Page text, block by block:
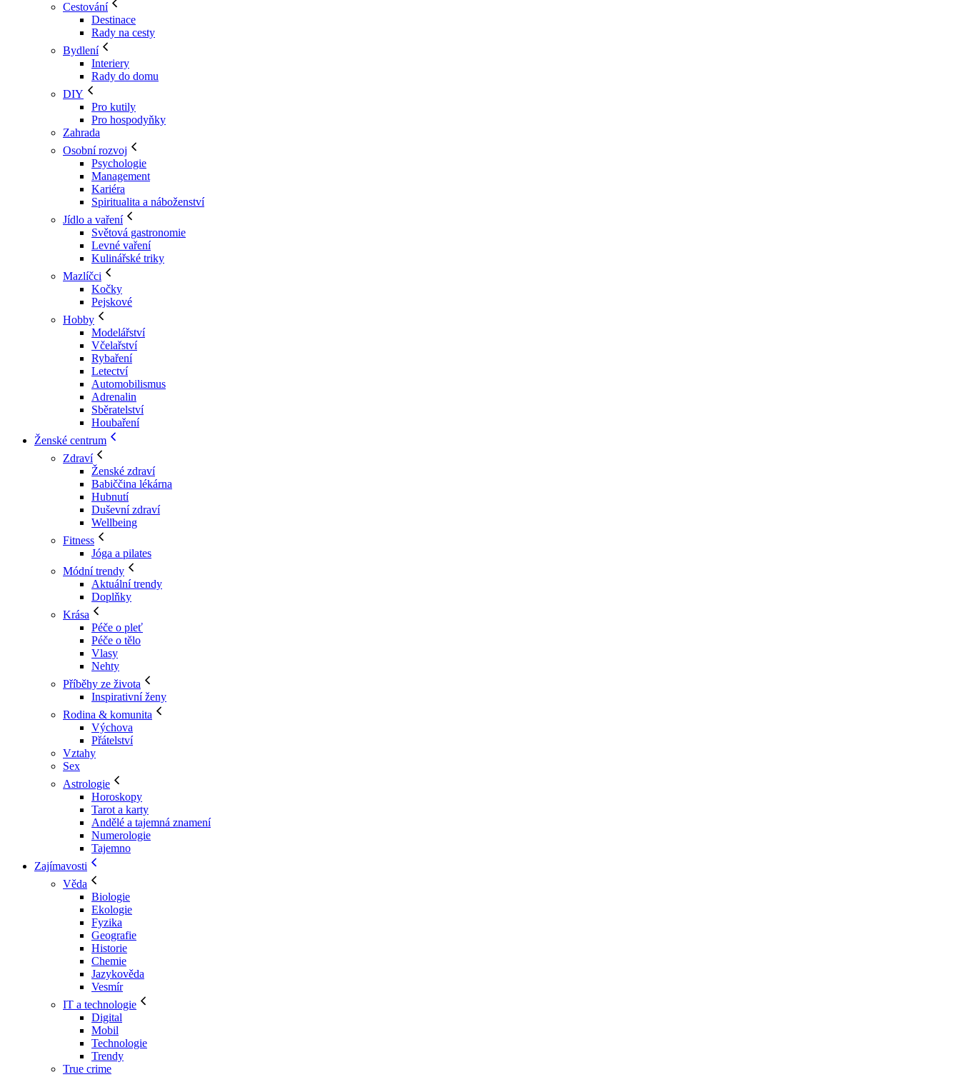
Cestování
Destinace
Rady na cesty
Bydlení
Interiery
Rady do domu
DIY
Pro kutily
Pro hospodyňky
Zahrada
Osobní rozvoj
Psychologie
Management
Kariéra
Spiritualita a náboženství
Jídlo a vaření
Světová gastronomie
Levné vaření
Kulinářské triky
Mazlíčci
Kočky
Pejskové
Hobby
Modelářství
Včelařství
Rybaření
Letectví
Automobilismus
Adrenalin
Sběratelství
Houbaření
Ženské centrum
Zdraví
Ženské zdraví
Babiččina lékárna
Hubnutí
Duševní zdraví
Wellbeing
Fitness
Jóga a pilates
Módní trendy
Aktuální trendy
Doplňky
Krása
Péče o pleť
Péče o tělo
Vlasy
Nehty
Příběhy ze života
Inspirativní ženy
Rodina & komunita
Výchova
Přátelství
Vztahy
Sex
Astrologie
Horoskopy
Tarot a karty
Andělé a tajemná znamení
Numerologie
Tajemno
Zajímavosti
Věda
Biologie
Ekologie
Fyzika
Geografie
Historie
Chemie
Jazykověda
Vesmír
IT a technologie
Digital
Mobil
Technologie
Trendy
True crime